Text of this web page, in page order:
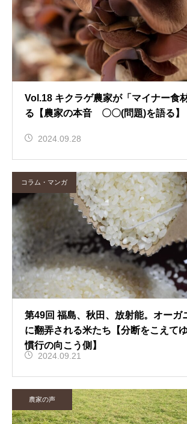
Vol.18 キクラゲ農家が「マイナー食
る【農家の本音 〇〇(問題)を語る】
2024.09.28
コラム・マンガ
第49回 福島、秋田、放射能。オーガ
に翻弄される米たち【分断をこえて
慣行の向こう側】
2024.09.21
農家の声